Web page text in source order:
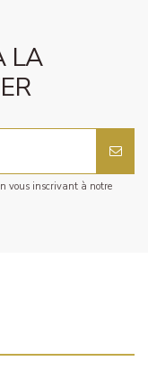
LA
vous inscrivant à notre